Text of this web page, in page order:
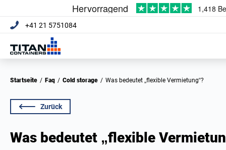
+41 21 5751084
Startseite / Faq / Cold storage / Was bedeutet „flexible Vermietung“?
Zurück
Was bedeutet „flexible